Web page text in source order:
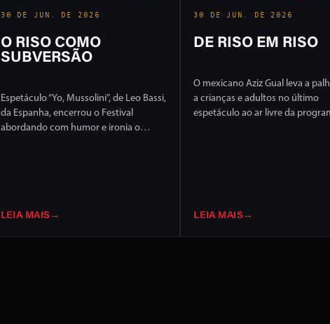
30 DE JUN. DE 2026
O RISO COMO
SUBVERSÃO
Espetáculo “Yo, Mussolini”, de Leo Bassi,
da Espanha, encerrou o Festival
abordando com humor e ironia o
LEIA MAIS →
30 DE JUN. DE 2026
DE RISO EM RISO
O mexicano Aziz Gual leva a
a crianças e adultos no último
espetáculo ao ar livre da
LEIA MAIS →